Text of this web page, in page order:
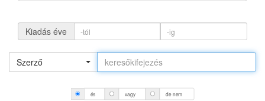
Kiadás éve
Szerző
és vagy de nem